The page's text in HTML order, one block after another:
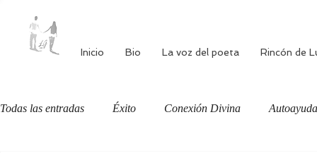
Inicio Bio La voz del poeta Rincón de
Todas las entradas Éxito Conexión Divina Autoayuda